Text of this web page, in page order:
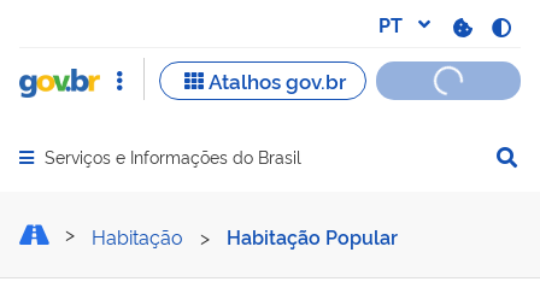
Abrir menu principal de navegação
Serviços e Informações do Brasil
Obter subsídio do Minha
Habitação > Habitação Popular